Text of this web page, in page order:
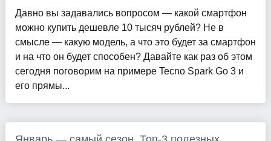
Давно вы задавались вопросом — какой смартфон
можно купить дешевле 10 тысяч рублей? Не в
смысле — какую модель, а что это будет за смартфон
и на что он будет способен? Давайте как раз об этом
сегодня поговорим на примере Tecno Spark Go 3 и
его прямы...